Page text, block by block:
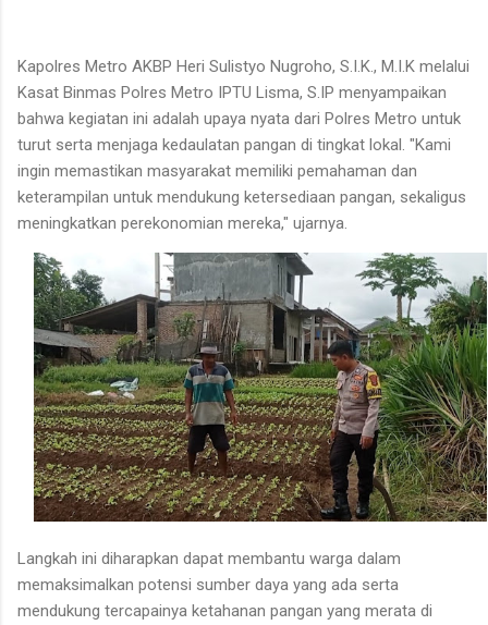
Kapolres Metro AKBP Heri Sulistyo Nugroho, S.I.K., M.I.K melalui
Kasat Binmas Polres Metro IPTU Lisma, S.IP menyampaikan
bahwa kegiatan ini adalah upaya nyata dari Polres Metro untuk
turut serta menjaga kedaulatan pangan di tingkat lokal. "Kami
ingin memastikan masyarakat memiliki pemahaman dan
keterampilan untuk mendukung ketersediaan pangan, sekaligus
meningkatkan perekonomian mereka," ujarnya.
Langkah ini diharapkan dapat membantu warga dalam
memaksimalkan potensi sumber daya yang ada serta
mendukung tercapainya ketahanan pangan yang merata di